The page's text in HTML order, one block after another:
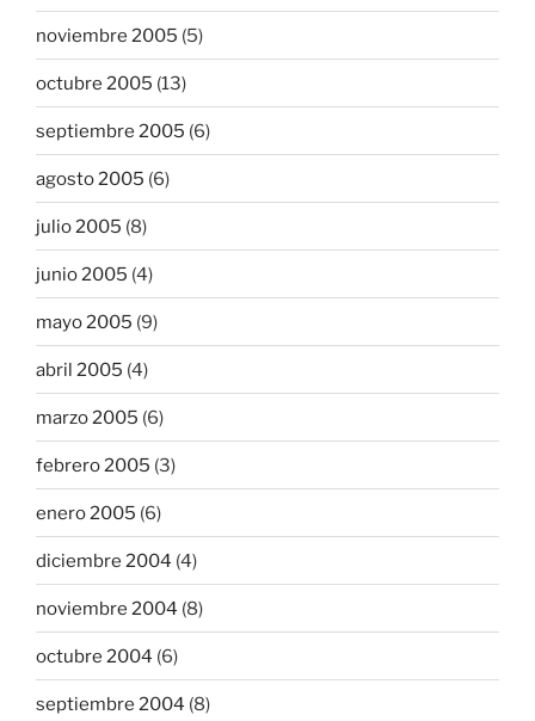
noviembre 2005 (5)
octubre 2005 (13)
septiembre 2005 (6)
agosto 2005 (6)
julio 2005 (8)
junio 2005 (4)
mayo 2005 (9)
abril 2005 (4)
marzo 2005 (6)
febrero 2005 (3)
enero 2005 (6)
diciembre 2004 (4)
noviembre 2004 (8)
octubre 2004 (6)
septiembre 2004 (8)